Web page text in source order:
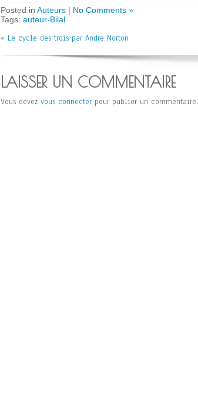
Posted in Auteurs | No Comments »
Tags: auteur-Bilal
« Le cycle des trois par Andre Norton
LAISSER UN COMMENTAIRE
Vous devez vous connecter pour publier un commentaire.